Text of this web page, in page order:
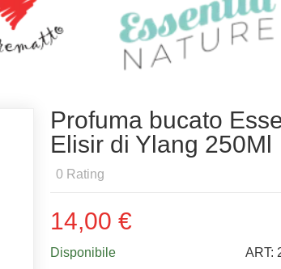
Profuma bucato
Elisir di Ylang 250Ml
0 Rating
14,00 €
Disponibile ART: